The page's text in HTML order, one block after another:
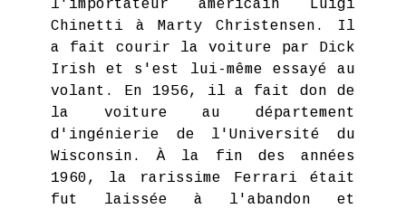
l'importateur américain Luigi
Chinetti à Marty Christensen. Il
a fait courir la voiture par Dick
Irish et s'est lui-même essayé au
volant. En 1956, il a fait don de
la voiture au département
d'ingénierie de l'Université du
Wisconsin. À la fin des années
1960, la rarissime Ferrari était
fut laissée à l'abandon et